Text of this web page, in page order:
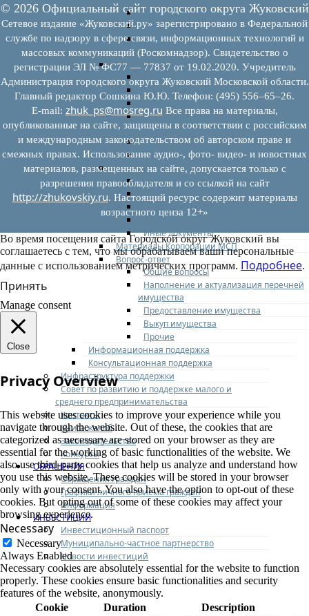
Административные регламенты
Программы по развитию МСП
Нормативные правовые акты по
мерам поддержки субъектов МСП
Имущество для бизнеса
Перечень имущества для МСП
Паспорта объектов, включенных в
Информация о льготах
Сведения о коммерческой
предлагаемой бизнесу
Сведения о проводимых торгах
Инвестиционная карта Московской
Коллегиальный орган
Регламентирующие документы
График заседаний
Протоколы заседаний
Отчеты о деятельности
Иные документы
Материалы Корпорации МСП
Вопрос-ответ
Общие вопросы
Наполнение и актуализация перечней
имущества
Предоставление имущества
Выкуп имущества
Прочие
Информационная поддержка
Консультационная поддержка
Инфраструктура поддержки
Совет по развитию и поддержке малого и
среднего предпринимательства
Контакты
Книга жалоб
Законодательство
Конкурсы
ОБРАЩЕНИЯ
Обращения граждан
Графики личного приема граждан
Информация
ИНВЕСТИЦИИ
Инвестиционный паспорт
Муниципально-частное партнерство
Новости инвестиций
© 2026 Официальный сайт городского округа Жуковский
Сетевое издание «Жуковский.ру» зарегистрировано в Федеральной
службе по надзору в сфере связи, информационных технологий и
массовых коммуникаций (Роскомнадзор). Свидетельство о
регистрации ЭЛ № ФС77 — 77837 от 19.02.2020. Учредитель
Администрация городского округа Жуковский Московской области.
Главный редактор Сошкина Ю.Ю. Телефон: (495) 556–65–26.
E‑mail: zhuk_ps@mosreg.ru Все права на материалы,
опубликованные на сайте, защищены в соответствии с российским
и международным законодательством об авторском праве и
смежных правах. Использование аудио-, фото- видео- и новостных
материалов, размещенных на сайте, допускается только с
разрешения правообладателя и со ссылкой на сайт
http://zhukovskiy.ru. Настоящий ресурс содержит материалы
возрастного ценза 12+»
Во время посещения сайта Городской округ Жуковский вы
соглашаетесь с тем, что мы обрабатываем ваши персональные
данные с использованием метрических программ. Подробнее.
Принять
Manage consent
Close
Privacy Overview
This website uses cookies to improve your experience while you
navigate through the website. Out of these, the cookies that are
categorized as necessary are stored on your browser as they are
essential for the working of basic functionalities of the website. We
also use third-party cookies that help us analyze and understand how
you use this website. These cookies will be stored in your browser
only with your consent. You also have the option to opt-out of these
cookies. But opting out of some of these cookies may affect your
browsing experience.
Necessary
Necessary
Always Enabled
Necessary cookies are absolutely essential for the website to function
properly. These cookies ensure basic functionalities and security
features of the website, anonymously.
Cookie
Duration Description